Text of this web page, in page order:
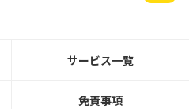
サービス一覧
免責事項